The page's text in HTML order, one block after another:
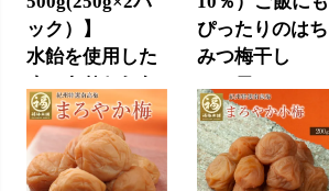
ック）】
水飴を使用した
すっきりとした
甘さの減塩梅干
し
3,400円(税込)
ぴったりのはち
みつ梅干し